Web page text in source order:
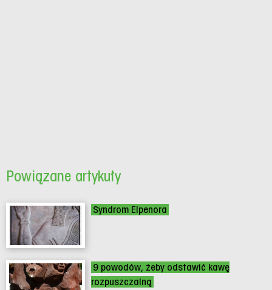
Powiązane artykuły
Syndrom Elpenora
9 powodów, żeby odstawić kawę
rozpuszczalną